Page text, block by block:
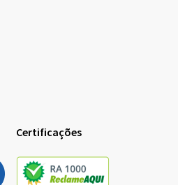
Certificações